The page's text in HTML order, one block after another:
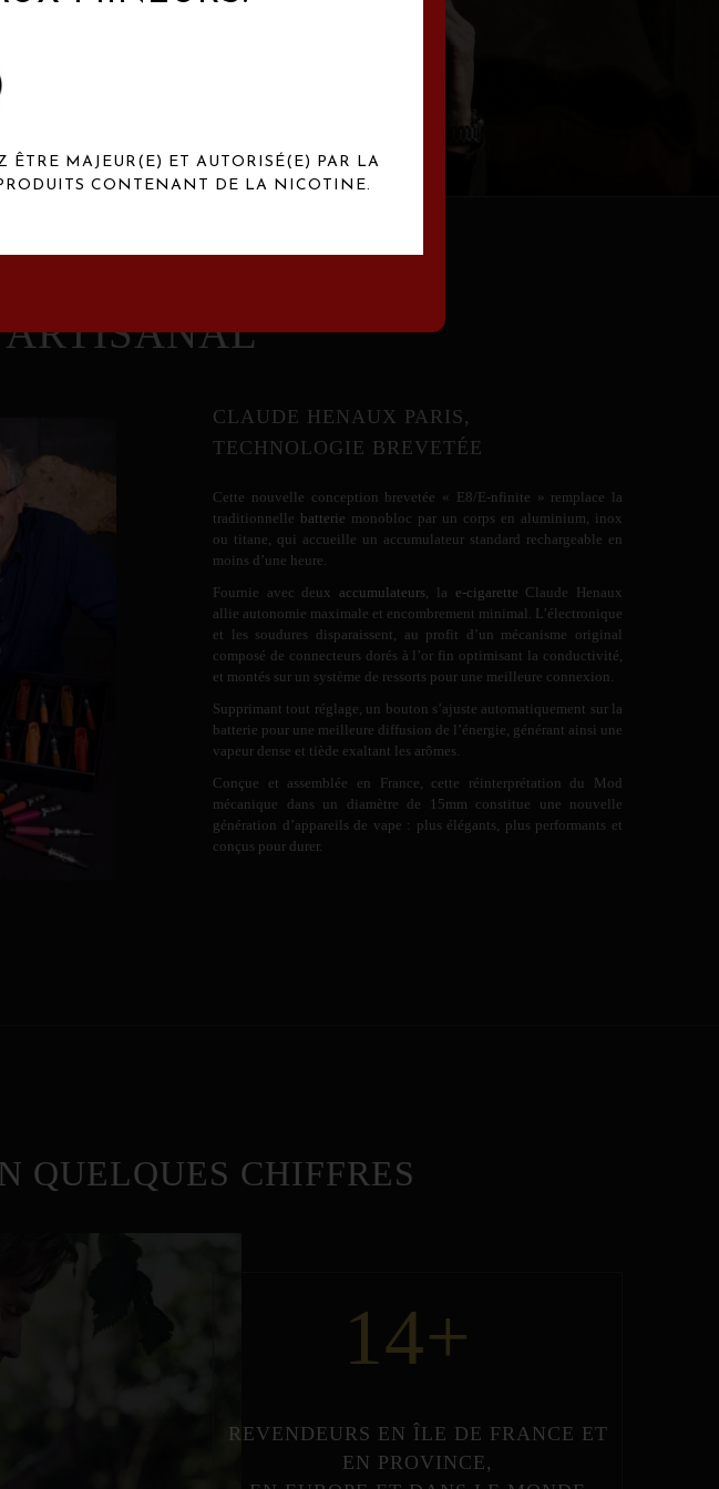
CLAUDE HENAUX PARIS,
TECHNOLOGIE BREVETÉE
Cette nouvelle conception brevetée « E8/E-nfinite » remplace la
traditionnelle batterie monobloc par un corps en aluminium, inox
ou titane, qui accueille un accumulateur standard rechargeable en
moins d’une heure.
Fournie avec deux accumulateurs , la e-cigarette Claude Henaux
allie autonomie maximale et encombrement minimal. L’électronique
et les soudures disparaissent, au profit d’un mécanisme original
composé de connecteurs dorés à l’or fin optimisant la conductivité,
et montés sur un système de ressorts pour une meilleure connexion.
Supprimant tout réglage, un bouton s’ajuste automatiquement sur la
batterie pour une meilleure diffusion de l’énergie, générant ainsi une
vapeur dense et tiède exaltant les arômes.
Conçue et assemblée en France, cette réinterprétation du Mod
mécanique dans un diamètre de 15mm constitue une nouvelle
génération d’appareils de vape : plus élégants, plus performants et
conçus pour durer.
QUELQUES CHIFFRES
14+
REVENDEURS EN ÎLE DE FRANCE ET
EN PROVINCE,
ÊTRE MAJEUR(E) ET AUTORISÉ(E) PAR LA
CONTENANT DE LA NICOTINE.